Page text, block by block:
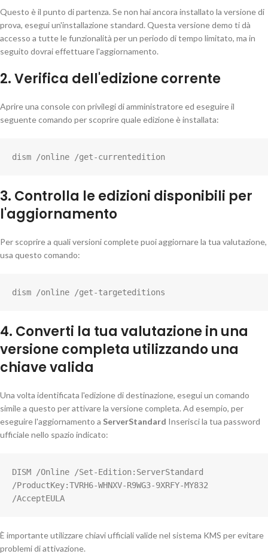
Questo è il punto di partenza. Se non hai ancora installato la versione di
prova, esegui un'installazione standard. Questa versione demo ti dà
accesso a tutte le funzionalità per un periodo di tempo limitato, ma in
seguito dovrai effettuare l'aggiornamento.
2. Verifica dell'edizione corrente
Aprire una console con privilegi di amministratore ed eseguire il
seguente comando per scoprire quale edizione è installata:
dism /online /get-currentedition
3. Controlla le edizioni disponibili per
l'aggiornamento
Per scoprire a quali versioni complete puoi aggiornare la tua valutazione,
usa questo comando:
dism /online /get-targeteditions
4. Converti la tua valutazione in una
versione completa utilizzando una
chiave valida
Una volta identificata l'edizione di destinazione, esegui un comando
simile a questo per attivare la versione completa. Ad esempio, per
eseguire l'aggiornamento a ServerStandard Inserisci la tua password
ufficiale nello spazio indicato:
DISM /Online /Set-Edition:ServerStandard
/ProductKey:TVRH6-WHNXV-R9WG3-9XRFY-MY832
/AcceptEULA
È importante utilizzare chiavi ufficiali valide nel sistema KMS per evitare
problemi di attivazione.